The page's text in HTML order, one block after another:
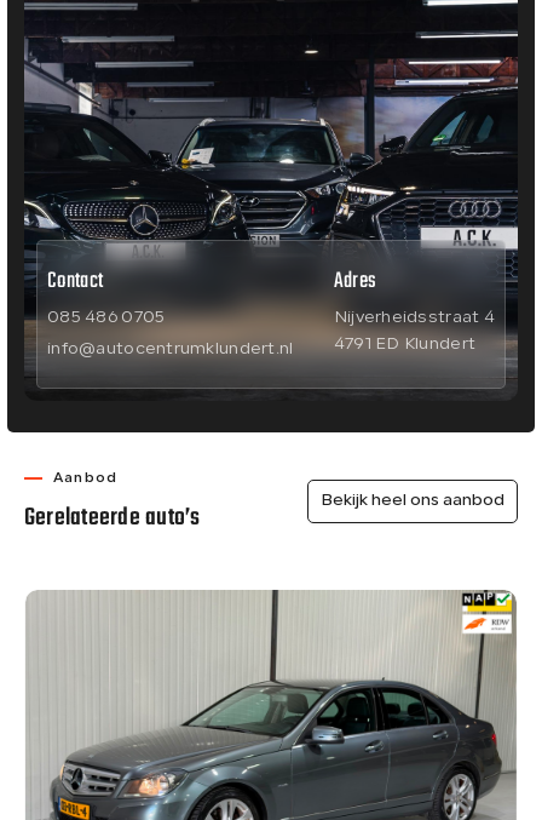
Contact
085 486 0705
info@autocentrumklundert.nl
Adres
Nijverheidsstraat 4
4791 ED Klundert
Aanbod
Gerelateerde auto’s Bekijk heel ons aanbod